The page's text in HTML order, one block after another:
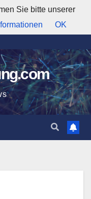
Sie bitte unserer
OK